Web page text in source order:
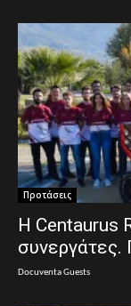
Προτάσεις
H Centaurus
συνεργάτες.
Docuventa Guests